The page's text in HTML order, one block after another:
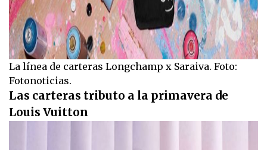
La línea de carteras Longchamp x Saraiva. Foto:
Fotonoticias.
Las carteras tributo a la primavera de
Louis Vuitton